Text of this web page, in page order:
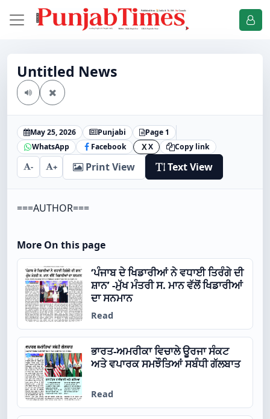
Untitled News
May 25, 2026 Punjabi
Page 1
WhatsApp
Facebook X X Copy link
- + Print View Text View
===AUTHOR===
More On this page
‘ਪੰਜਾਬ ਦੇ ਖਿਡਾਰੀਆਂ ਨੇ ਵਧਾਈ ਤਿਰੰਗੇ ਦੀ
ਸ਼ਾਨ’ -ਮੁੱਖ ਮੰਤਰੀ ਸ. ਮਾਨ ਵੱਲੋਂ ਖਿਡਾਰੀਆਂ
ਦਾ ਸਨਮਾਨ
Read
ਭਾਰਤ-ਅਮਰੀਕਾ ਵਿਚਾਲੇ ਊਰਜਾ ਸੰਕਟ
ਅਤੇ ਵਪਾਰਕ ਸਮਝੌਤਿਆਂ ਸਬੰਧੀ ਗੱਲਬਾਤ
Read